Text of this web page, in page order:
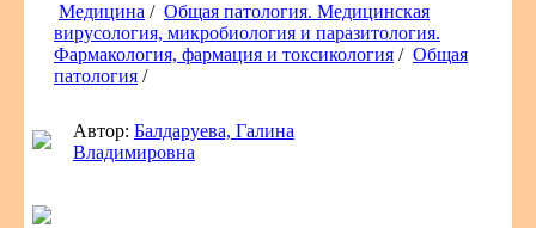
Медицина / Общая патология. Медицинская
вирусология, микробиология и паразитология.
Фармакология, фармация и токсикология / Общая
патология /
Автор: Балдаруева, Галина
Владимировна